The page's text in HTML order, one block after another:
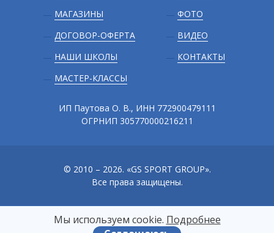
МАГАЗИНЫ
ДОГОВОР-ОФЕРТА
НАШИ ШКОЛЫ
МАСТЕР-КЛАССЫ
ФОТО
ВИДЕО
КОНТАКТЫ
ИП Паутова О. В., ИНН 772900479111
ОГРНИП 305770000216211
© 2010 – 2026. «GS SPORT GROUP».
Все права защищены.
Сайт разработалиМы используем сооkіе. Подробнее